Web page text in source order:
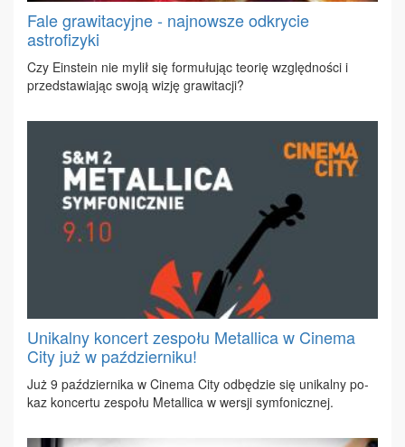
Fale grawitacyjne - najnowsze odkrycie
astrofizyki
Czy Ein­ste­in nie my­lił się for­mu­łu­jąc teo­rię względ­no­ści i
przed­sta­wia­jąc swo­ją wi­zję gra­wi­ta­cji?
Unikalny koncert zespołu Metallica w Cinema
City już w październiku!
Już 9 paź­dzier­ni­ka w Ci­ne­ma Ci­ty od­bę­dzie się uni­kal­ny po­
kaz kon­cer­tu ze­spo­łu Me­tal­li­ca w wer­sji sym­fo­nicz­nej.